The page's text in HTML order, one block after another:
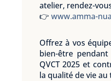
atelier, rendez-
👉 www.amma-
Offrez à vos
bien-être
QVCT 2025 et
la qualité de vie au